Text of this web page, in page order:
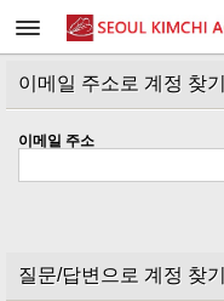
이메일 주소로 계정 찾기
이메일 주소
질문/답변으로 계정 찾기